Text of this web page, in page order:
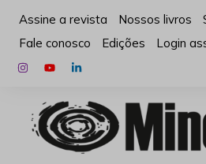
para
conteúdo
Assine a revista Nossos livros
Fale conosco
Edições Login